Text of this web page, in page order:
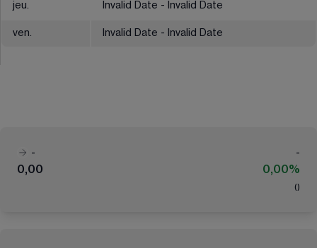
jeu. Invalid Date - Invalid Date
ven. Invalid Date - Invalid Date
-
-
0,00
0,00%
( )